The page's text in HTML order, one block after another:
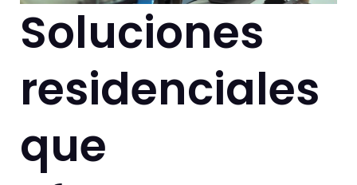
Soluciones
residenciales
que